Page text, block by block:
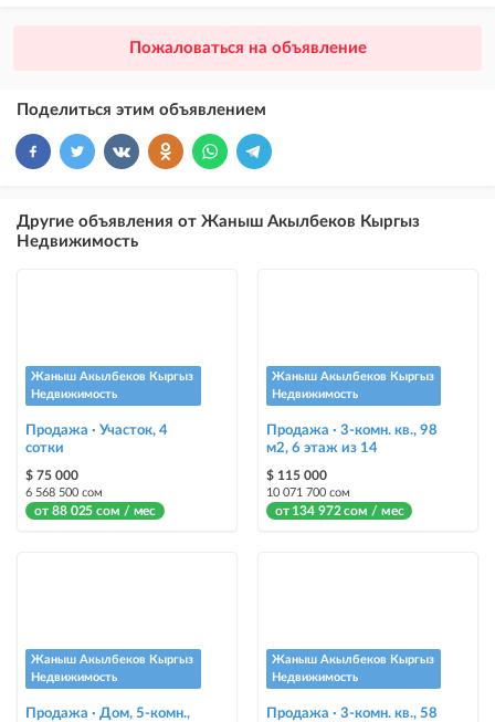
размещение объявления выше бесплатных объявлений
размещение объявления выше бесплатных объявлений (после VIP)
размещение объявления на Instagram аккаунте @house_kg и на
Telegram канале + платное продвижение на Instagram
Выделить цветом
выделение объявления цветом среди других объявлений
«Срочно»
Стикеры
Пожаловаться на объявление
Поделиться этим объявлением
Другие объявления от Жаныш Акылбеков Кыргыз
Недвижимость
Жаныш Акылбеков Кыргыз
Недвижимость
Продажа · Участок, 4
сотки
$ 75 000
6 568 500 сом
от 88 025 сом / мес
Жаныш Акылбеков Кыргыз
Недвижимость
Продажа · 3-комн. кв., 98
м2, 6 этаж из 14
$ 115 000
10 071 700 сом
от 134 972 сом / мес
Жаныш Акылбеков Кыргыз
Недвижимость
Продажа · Дом, 5-комн.,
Жаныш Акылбеков Кыргыз
Недвижимость
Продажа · 3-комн. кв., 58